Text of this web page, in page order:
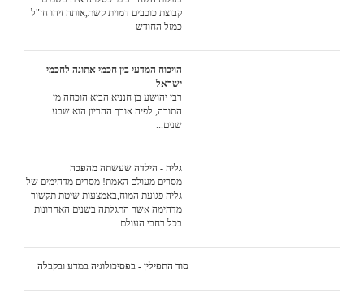
קבוצת כוכבים דמוית קשת,אותה זיהו חז"ל
כמזל החודש
הויכוח המדעי בין חכמי אתונה לחכמי
ישראל
רבי יהושע בן חנניא הביא הוכחה מן
התורה, לפיה אורך ההריון הוא שבע
שנים...
גליה - הילדה שעשתה מהפכה
מסרים מעולם האמת! מסרים מדהימים של
גליה פגועת המוח,באמצעות שיטת תקשור
מדהימה אשר התגלתה בשנים האחרונות
בכל רחבי העולם
סוד התפילין - בפסיכולוגיה במדע ובקבלה